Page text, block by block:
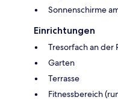
Sonnenschirme
Einrichtungen
Tresorfach an der
Garten
Terrasse
Fitnessbereich